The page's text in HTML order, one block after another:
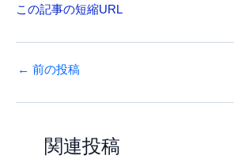
この記事の短縮URL
← 前の投稿
関連投稿